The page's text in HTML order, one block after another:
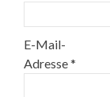
E-Mail-
Adresse*